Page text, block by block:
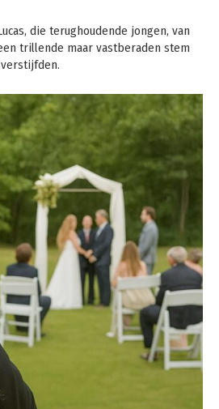
die terughoudende jongen, van
trillende maar vastberaden stem